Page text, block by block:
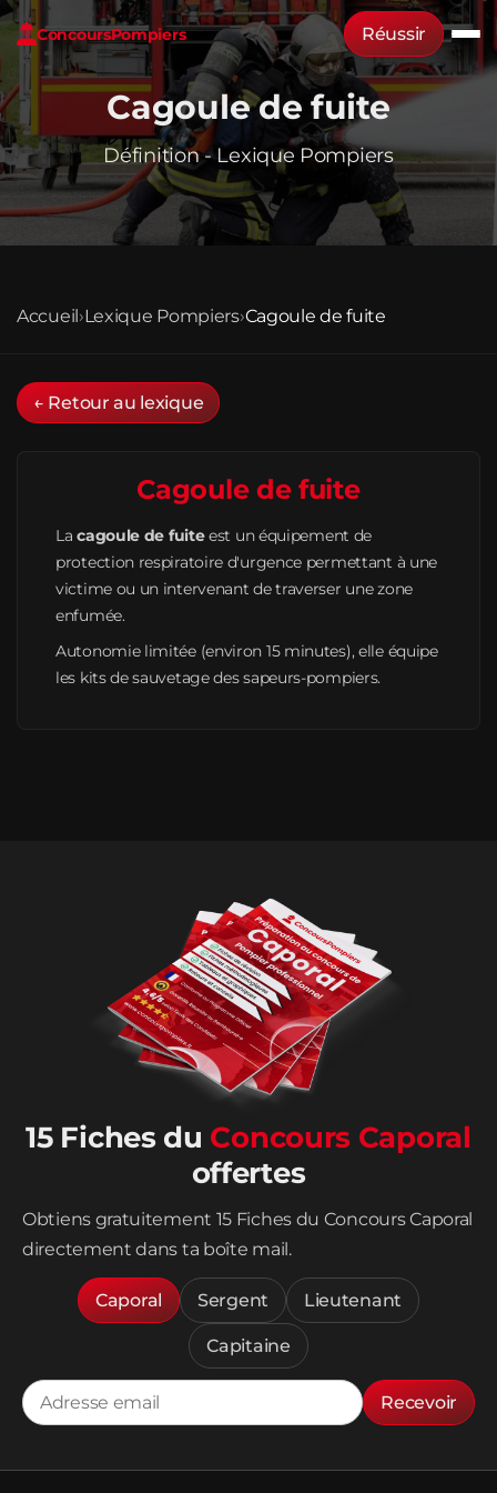
ConcoursPompiers Réussir
Cagoule de fuite
Définition - Lexique Pompiers
Accueil›Lexique Pompiers›Cagoule de fuite
← Retour au lexique
Cagoule de fuite
Lacagoule de fuiteest un équipement de
protection respiratoire d'urgence permettant à une
victime ou un intervenant de traverser une zone
enfumée.
Autonomie limitée (environ 15 minutes), elle équipe
les kits de sauvetage des sapeurs-pompiers.
15 Fiches du Concours Caporal
offertes
Obtiens gratuitement 15 Fiches du Concours Caporal
directement dans ta boîte mail.
Caporal Sergent Lieutenant
Capitaine
Recevoir